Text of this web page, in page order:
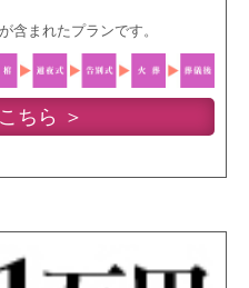
含まれたプランです。
ちら ＞